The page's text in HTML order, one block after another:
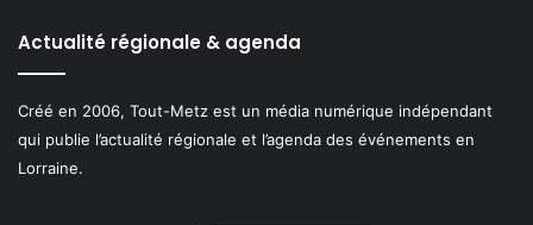
Actualité régionale & agenda
Créé en 2006, Tout-Metz est un média numérique indépendant
qui publie l’actualité régionale et l’agenda des événements en
Lorraine.